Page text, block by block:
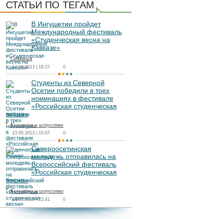
СТАТЬИ ПО ТЕГАМ
В Ингушетии пройдет
Международный фестиваль
«Студенческая весна на
Кавказе»
События
24.06.2013 | 16:27 0
Студенты из Северной
Осетии победили в трех
номинациях в фестивале
«Российская студенческая
весна»
Культура и искусство
23.05.2013 | 15:07 0
Североосетинская
молодежь отправилась на
Всероссийский фестиваль
«Российская студенческая
весна»
Культура и искусство
14.05.2013 | 22:41 0